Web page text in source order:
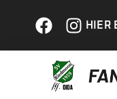
HIER